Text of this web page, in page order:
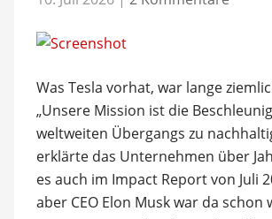
Was Tesla vorhat, war lange
„Unsere Mission ist die
weltweiten Übergangs zu
erklärte das Unternehmen über
es auch im Impact Report von Juli
aber CEO Elon Musk war da schon